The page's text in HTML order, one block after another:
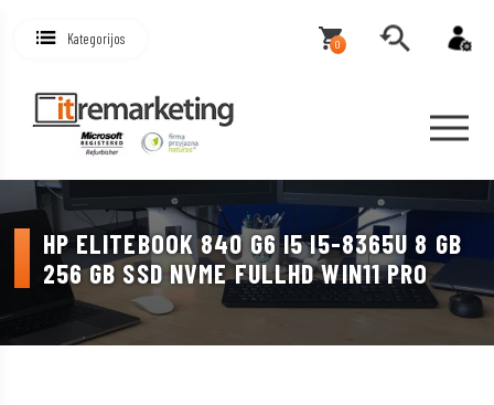
Kategorijos 0
HP ELITEBOOK 840 G6 I5 I5-8365U 8 GB
256 GB SSD NVME FULLHD WIN11 PRO